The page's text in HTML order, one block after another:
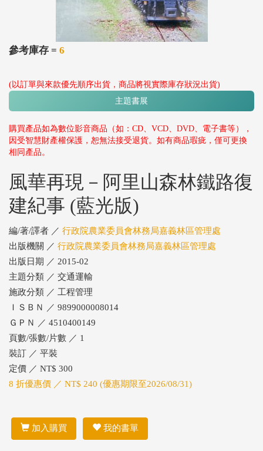
參考庫存 = 6
(以訂單與來款優先順序出貨，商品將視實際庫存狀況出貨)
主題書展
購買產品如為數位影音商品（如：CD、VCD、DVD、電子書等），
因受智慧財產權保護，恕無法接受退貨。如有商品瑕疵，僅可更換
相同產品。
風華再現－阿里山森林鐵路復
建紀事 (藍光版)
編/著/譯者 ／ 行政院農業委員會林務局嘉義林區管理處
出版機關 ／ 行政院農業委員會林務局嘉義林區管理處
出版日期 ／ 2015-02
主題分類 ／ 交通運輸
施政分類 ／ 工程管理
ＩＳＢＮ ／ 9899000008014
ＧＰＮ ／ 4510400149
頁數/張數/片數 ／ 1
裝訂 ／ 平裝
定價 ／ NT$ 300
8 折優惠價 ／ NT$ 240 (優惠期限至2026/08/31)
加入購買 我的書單